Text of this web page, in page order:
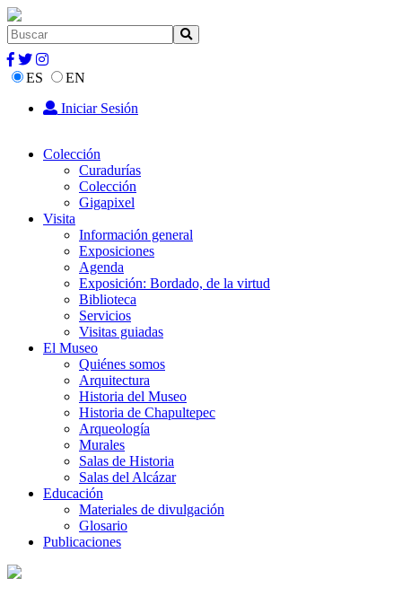
ES
EN
Iniciar Sesión
Colección
Curadurías
Colección
Gigapixel
Visita
Información general
Exposiciones
Agenda
Exposición: Bordado, de la virtud
Biblioteca
Servicios
Visitas guiadas
El Museo
Quiénes somos
Arquitectura
Historia del Museo
Historia de Chapultepec
Arqueología
Murales
Salas de Historia
Salas del Alcázar
Educación
Materiales de divulgación
Glosario
Publicaciones